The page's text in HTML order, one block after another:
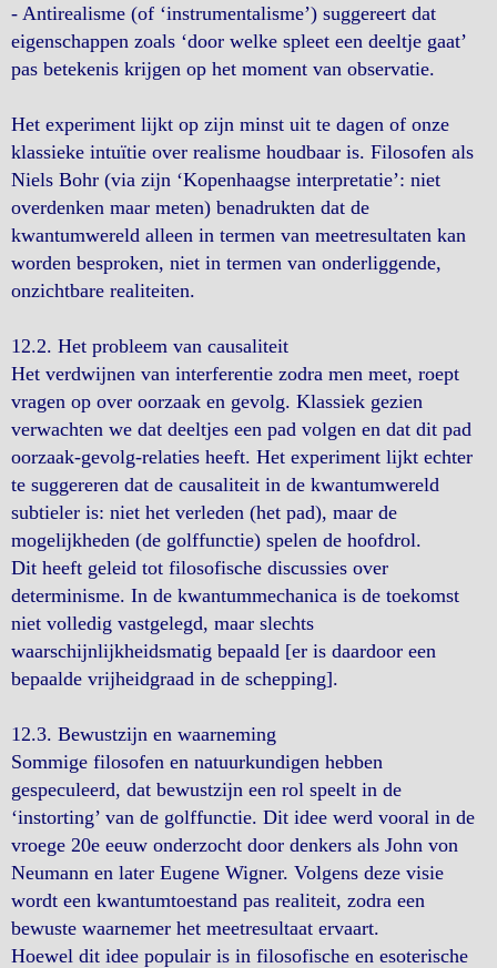
- Antirealisme (of ‘instrumentalisme’) suggereert dat
eigenschappen zoals ‘door welke spleet een deeltje gaat’
pas betekenis krijgen op het moment van observatie.
Het experiment lijkt op zijn minst uit te dagen of onze
klassieke intuïtie over realisme houdbaar is. Filosofen als
Niels Bohr (via zijn ‘Kopenhaagse interpretatie’: niet
overdenken maar meten) benadrukten dat de
kwantumwereld alleen in termen van meetresultaten kan
worden besproken, niet in termen van onderliggende,
onzichtbare realiteiten.
12.2. Het probleem van causaliteit
Het verdwijnen van interferentie zodra men meet, roept
vragen op over oorzaak en gevolg. Klassiek gezien
verwachten we dat deeltjes een pad volgen en dat dit pad
oorzaak-gevolg-relaties heeft. Het experiment lijkt echter
te suggereren dat de causaliteit in de kwantumwereld
subtieler is: niet het verleden (het pad), maar de
mogelijkheden (de golf­functie) spelen de hoofdrol.
Dit heeft geleid tot filosofische discussies over
determinisme. In de kwantummechanica is de toekomst
niet volledig vastgelegd, maar slechts
waarschijnlijkheidsmatig bepaald [er is daardoor een
bepaalde vrijheidgraad in de schepping].
12.3. Bewustzijn en waarneming
Sommige filosofen en natuurkundigen hebben
gespeculeerd, dat bewustzijn een rol speelt in de
‘instorting’ van de golf­functie. Dit idee werd vooral in de
vroege 20e eeuw onderzocht door denkers als John von
Neumann en later Eugene Wigner. Volgens deze visie
wordt een kwantumtoestand pas realiteit, zodra een
bewuste waarnemer het meetresultaat ervaart.
Hoewel dit idee populair is in filosofische en esoterische